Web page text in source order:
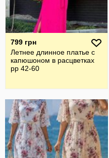
799 грн
Летнее длинное платье с
капюшоном в расцветках
рр 42-60